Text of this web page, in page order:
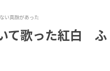
い真顔があった
て歌った紅白 ふ